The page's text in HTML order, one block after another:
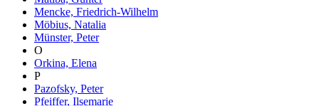
Mencke, Friedrich-Wilhelm
Möbius, Natalia
Münster, Peter
O
Orkina, Elena
P
Pazofsky, Peter
Pfeiffer, Ilsemarie